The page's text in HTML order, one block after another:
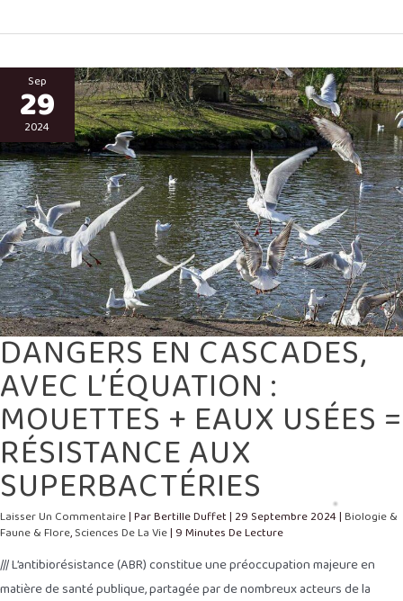
Sep
29
2024
DANGERS EN CASCADES,
AVEC L’ÉQUATION :
MOUETTES + EAUX USÉES =
RÉSISTANCE AUX
SUPERBACTÉRIES
Laisser Un Commentaire| ParBertille Duffet| 29 Septembre 2024| Biologie &
Faune & Flore,Sciences De La Vie| 9 Minutes De Lecture
/// L’antibiorésistance (ABR) constitue une préoccupation majeure en
matière de santé publique, partagée par de nombreux acteurs de la
DANGERS
EN
CASCADES,
AVEC
L’ÉQUATION
MOUETTES
+
EAUX
USÉES
=
RÉSISTANCE
AUX
SUPERBACTÉRIES